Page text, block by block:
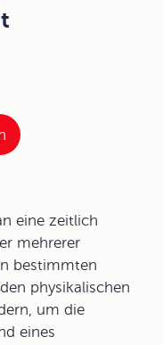
eine zeitlich
mehrerer
bestimmten
physikalischen
um die
eines